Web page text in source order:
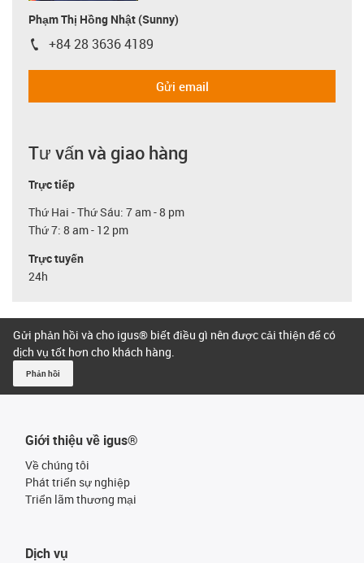
Phạm Thị Hồng Nhật (Sunny)
igus-icon-phone
+84 28 3636 4189
Gửi email
Tư vấn và giao hàng
Trực tiếp
Thứ Hai - Thứ Sáu: 7 am - 8 pm
Thứ 7: 8 am - 12 pm
Trực tuyến
24h
Gửi phản hồi và cho igus® biết điều gì nên được cải thiện để có
dịch vụ tốt hơn cho khách hàng.
Phản hồi
Giới thiệu về igus®
Về chúng tôi
Phát triển sự nghiệp
Triển lãm thương mại
Dịch vụ